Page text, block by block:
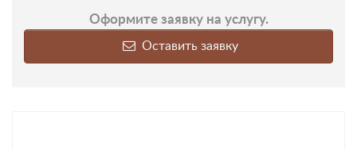
Оформите заявку на услугу.
Оставить заявку